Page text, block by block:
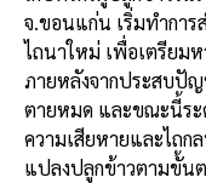
จ.ขอนแก่น เริ่มทำการ
ไถนาใหม่ เพื่อเตรียม
ภายหลังจากประสบปั
ตายหมด และขณะนี้ระ
ความเสียหายและไถก
แปลงปลูกข้าวตามขั้น